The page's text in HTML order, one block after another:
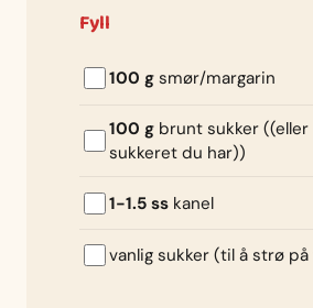
Fyll
100 g smør/margarin
100 g brunt sukker
sukkeret du har))
1-1.5 ss kanel
vanlig sukker (til å strø